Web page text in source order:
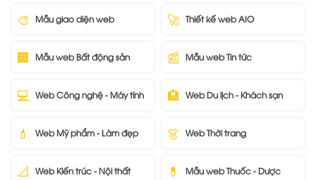
🎨 Mẫu giao diện web 🚀 Thiết kế web AIO
🏢 Mẫu web Bất động sản 📰 Mẫu web Tin tức
💻 Web Công nghệ - Máy tính 🏨 Web Du lịch - Khách sạn
💄 Web Mỹ phẩm - Làm đẹp 👗 Web Thời trang
📐 Web Kiến trúc - Nội thất 💊 Mẫu web Thuốc - Dược